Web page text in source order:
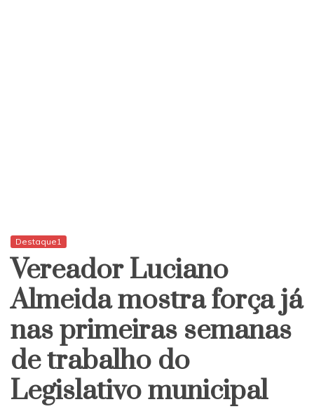
Destaque1
Vereador Luciano
Almeida mostra força já
nas primeiras semanas
de trabalho do
Legislativo municipal